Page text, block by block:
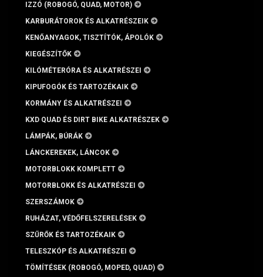
IZZÓ (ROBOGÓ, QUAD, MOTOR)
KARBURÁTOROK ÉS ALKATRÉSZEIK
KENŐANYAGOK, TISZTÍTÓK, ÁPOLÓK
KIEGÉSZÍTŐK
KILÓMÉTERÓRA ÉS ALKATRÉSZEI
KIPUFOGÓK ÉS TARTOZÉKAIK
KORMÁNY ÉS ALKATRÉSZEI
KXD QUAD ÉS DIRT BIKE ALKATRÉSZEK
LÁMPÁK, BÚRÁK
LÁNCKEREKEK, LÁNCOK
MOTORBLOKK KOMPLETT
MOTORBLOKK ÉS ALKATRÉSZEI
SZERSZÁMOK
RUHÁZAT, VÉDŐFELSZERELÉSEK
SZŰRŐK ÉS TARTOZÉKAIK
TELESZKÓP ÉS ALKATRÉSZEI
TÖMÍTÉSEK (ROBOGÓ, MOPED, QUAD)